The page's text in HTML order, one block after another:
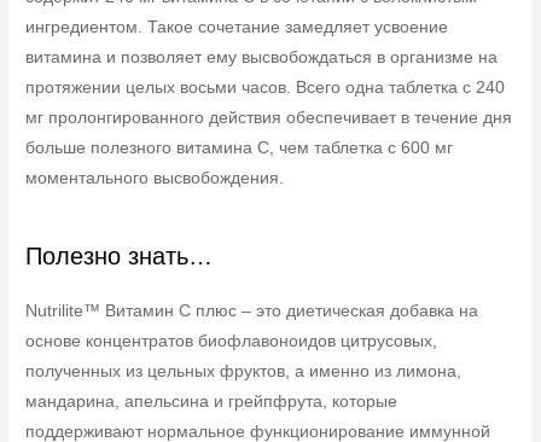
ингредиентом. Такое сочетание замедляет усвоение
витамина и позволяет ему высвобождаться в организме на
протяжении целых восьми часов. Всего одна таблетка с 240
мг пролонгированного действия обеспечивает в течение дня
больше полезного витамина C, чем таблетка с 600 мг
моментального высвобождения.
Полезно знать…
Nutrilite™ Витамин C плюс – это диетическая добавка на
основе концентратов биофлавоноидов цитрусовых,
полученных из цельных фруктов, а именно из лимона,
мандарина, апельсина и грейпфрута, которые
поддерживают нормальное функционирование иммунной